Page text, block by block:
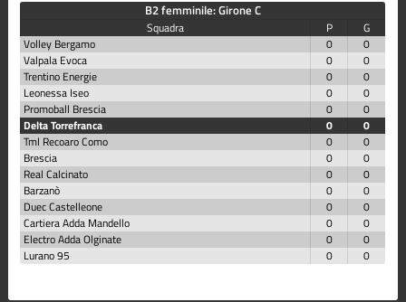
B2 femminile: Girone C
Squadra P
G
Volley Bergamo
0
0
Valpala Evoca
0
0
Trentino Energie
0
0
Leonessa Iseo
0
0
Promoball Brescia
0
0
Delta Torrefranca
0
0
Tml Recoaro Como
0
0
Brescia
0
0
Real Calcinato
0
0
Barzanò
0
0
Duec Castelleone
0
0
Cartiera Adda Mandello
0
0
Electro Adda Olginate
0
0
Lurano 95
0 0